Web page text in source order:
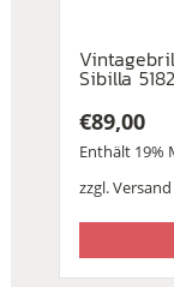
Sibilla
€89,00
Enthält 19%
zzgl.Versand